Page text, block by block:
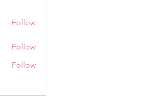
Follow
Follow
Follow